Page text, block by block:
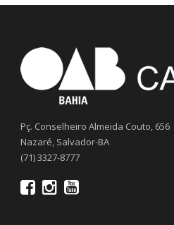
Pç. Conselheiro Almeida Couto, 656
Nazaré, Salvador-BA
(71) 3327-8777